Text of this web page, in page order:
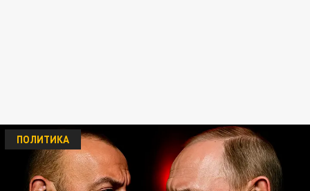
ПОЛИТИКА